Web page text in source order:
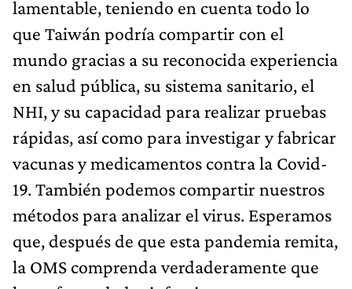
lamentable, teniendo en cuenta todo lo
que Taiwán podría compartir con el
mundo gracias a su reconocida experiencia
en salud pública, su sistema sanitario, el
NHI, y su capacidad para realizar pruebas
rápidas, así como para investigar y fabricar
vacunas y medicamentos contra la Covid-
19. También podemos compartir nuestros
métodos para analizar el virus. Esperamos
que, después de que esta pandemia remita,
la OMS comprenda verdaderamente que